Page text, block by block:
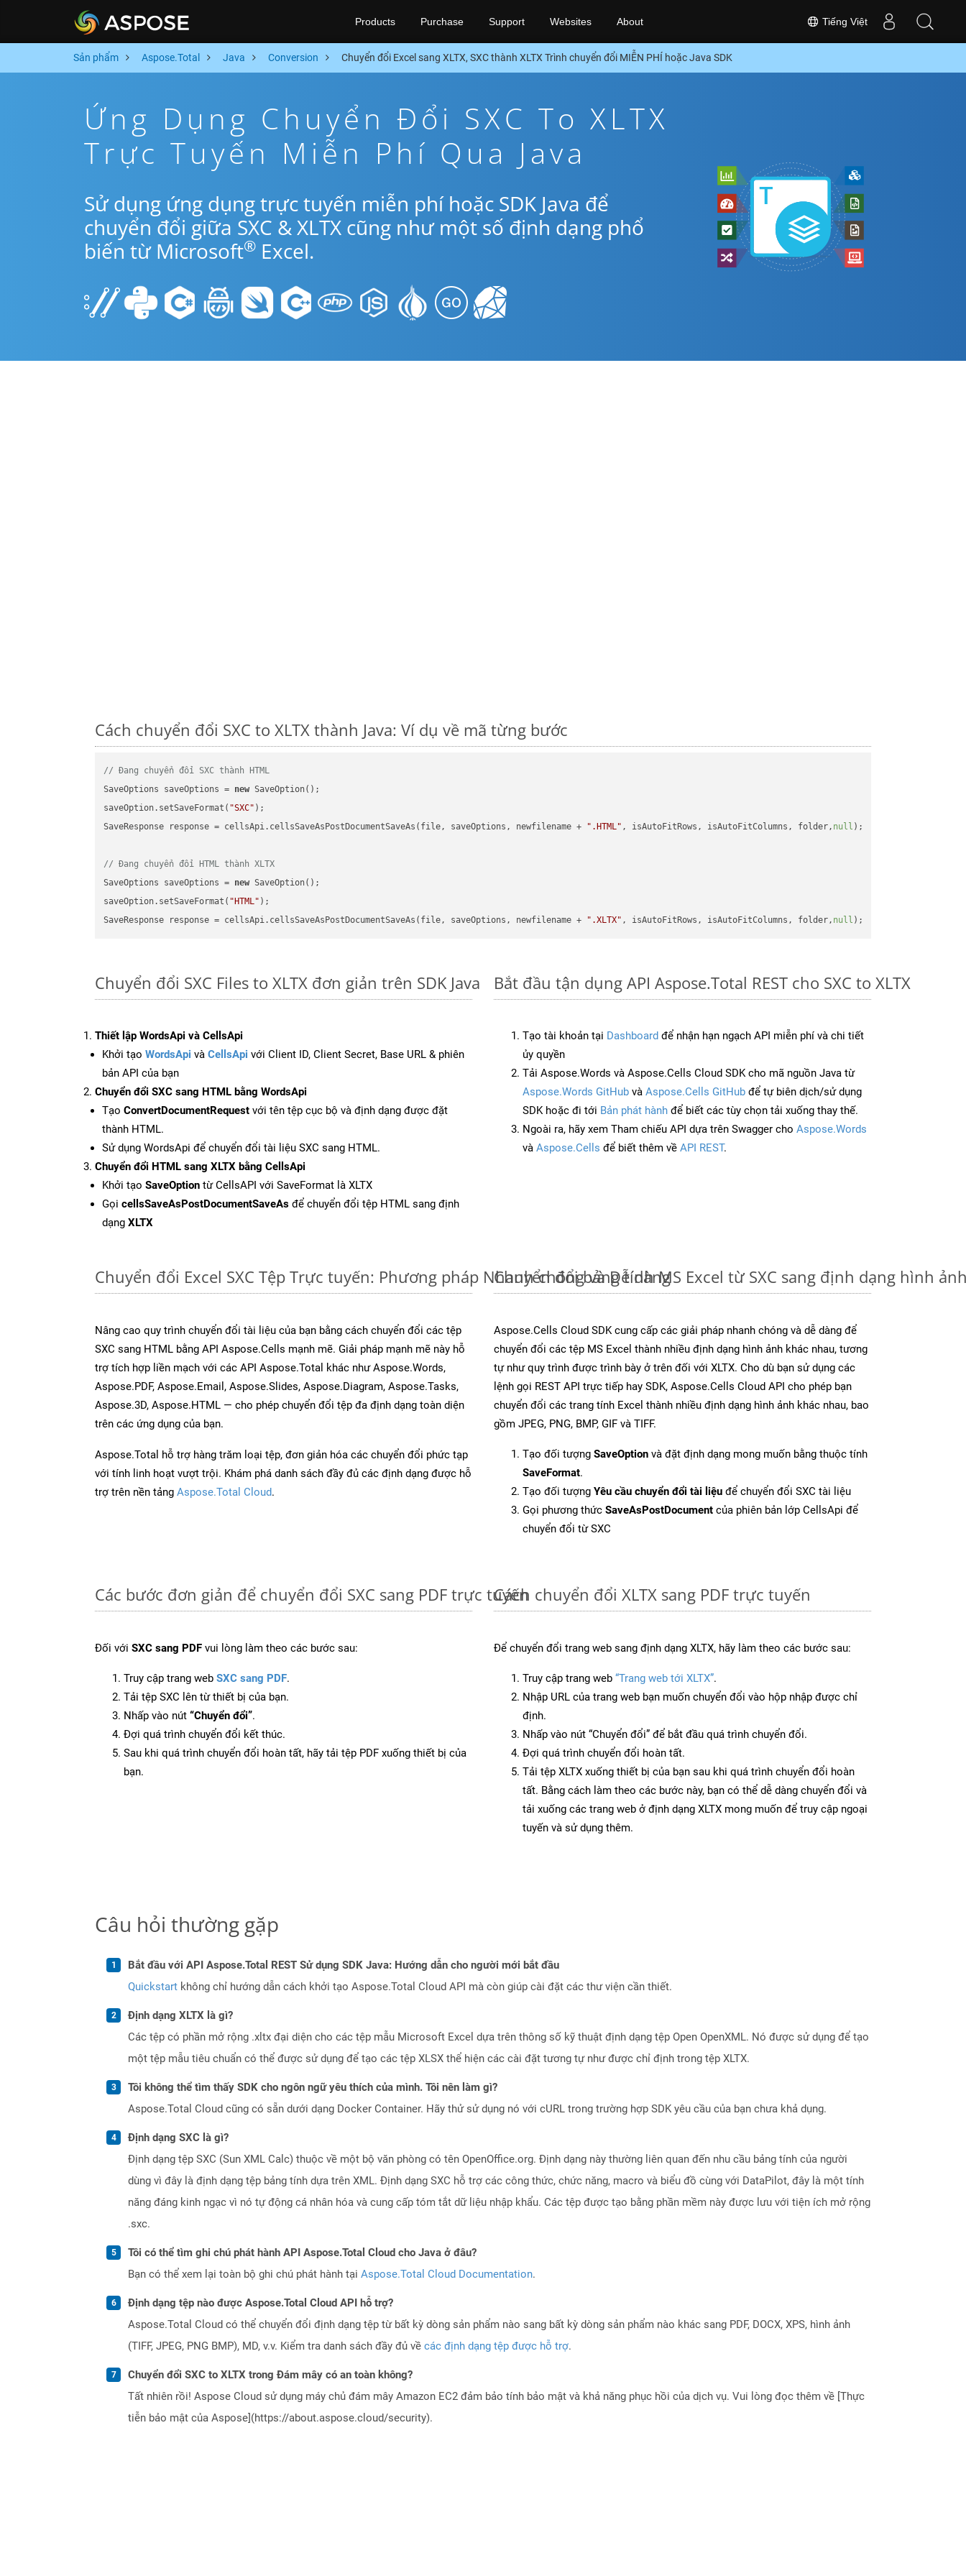
Tiếng Việt
Products Purchase Support Websites About
Sản phẩm Aspose.Total Java Conversion Chuyển đổi Excel sang XLTX, SXC thành XLTX Trình chuyển đổi MIỄN PHÍ hoặc Java SDK
Ứng Dụng Chuyển Đổi SXC To XLTX
Trực Tuyến Miễn Phí Qua Java
Sử dụng ứng dụng trực tuyến miễn phí hoặc SDK Java để
chuyển đổi giữa SXC & XLTX cũng như một số định dạng phổ
biến từ Microsoft® Excel.
Cách chuyển đổi SXC to XLTX thành Java: Ví dụ về mã từng bước
// Đang chuyển đổi SXC thành HTML
SaveOptions saveOptions = new SaveOption();
saveOption.setSaveFormat( "SXC" );
SaveResponse response = cellsApi.cellsSaveAsPostDocumentSaveAs(file, saveOptions, newfilename +
".HTML" , isAutoFitRows, isAutoFitColumns, folder, null );
// Đang chuyển đổi HTML thành XLTX
SaveOptions saveOptions = new SaveOption();
saveOption.setSaveFormat( "HTML" );
SaveResponse response = cellsApi.cellsSaveAsPostDocumentSaveAs(file, saveOptions, newfilename +
".XLTX" , isAutoFitRows, isAutoFitColumns, folder, null
Chuyển đổi SXC Files to XLTX đơn giản trên SDK Java
Thiết lập WordsApi và CellsApi
Khởi tạo WordsApi và CellsApi với Client ID, Client Secret, Base URL & phiên
bản API của bạn
Chuyển đổi SXC sang HTML bằng WordsApi
Tạo ConvertDocumentRequest với tên tệp cục bộ và định dạng được đặt
thành HTML.
Sử dụng WordsApi để chuyển đổi tài liệu SXC sang HTML.
Chuyển đổi HTML sang XLTX bằng CellsApi
Khởi tạo SaveOption từ CellsAPI với SaveFormat là XLTX
Gọi cellsSaveAsPostDocumentSaveAs để chuyển đổi tệp HTML sang định
dạng XLTX
Bắt đầu tận dụng API Aspose.Total REST cho SXC to XLTX
Tạo tài khoản tại Dashboard để nhận hạn ngạch API miễn phí và chi tiết
ủy quyền
Tải Aspose.Words và Aspose.Cells Cloud SDK cho mã nguồn Java từ
Aspose.Words GitHub và Aspose.Cells GitHub để tự biên dịch/sử dụng
SDK hoặc đi tới Bản phát hành để biết các tùy chọn tải xuống thay thế.
Ngoài ra, hãy xem Tham chiếu API dựa trên Swagger cho Aspose.Words
và Aspose.Cells để biết thêm về API REST.
Chuyển đổi Excel SXC Tệp Trực tuyến: Phương pháp Nhanh chóng và Dễ dàng
Nâng cao quy trình chuyển đổi tài liệu của bạn bằng cách chuyển đổi các tệp
SXC sang HTML bằng API Aspose.Cells mạnh mẽ. Giải pháp mạnh mẽ này hỗ
trợ tích hợp liền mạch với các API Aspose.Total khác như Aspose.Words,
Aspose.PDF, Aspose.Email, Aspose.Slides, Aspose.Diagram, Aspose.Tasks,
Aspose.3D, Aspose.HTML — cho phép chuyển đổi tệp đa định dạng toàn diện
trên các ứng dụng của bạn.
Aspose.Total hỗ trợ hàng trăm loại tệp, đơn giản hóa các chuyển đổi phức tạp
với tính linh hoạt vượt trội. Khám phá danh sách đầy đủ các định dạng được hỗ
trợ trên nền tảng Aspose.Total Cloud.
Chuyển đổi bảng tính MS Excel từ SXC sang định dạng hình
Aspose.Cells Cloud SDK cung cấp các giải pháp nhanh chóng và dễ dàng để
chuyển đổi các tệp MS Excel thành nhiều định dạng hình ảnh khác nhau, tương
tự như quy trình được trình bày ở trên đối với XLTX. Cho dù bạn sử dụng các
lệnh gọi REST API trực tiếp hay SDK, Aspose.Cells Cloud API cho phép bạn
chuyển đổi các trang tính Excel thành nhiều định dạng hình ảnh khác nhau, bao
gồm JPEG, PNG, BMP, GIF và TIFF.
Tạo đối tượng SaveOption và đặt định dạng mong muốn bằng thuộc tính
SaveFormat.
Tạo đối tượng Yêu cầu chuyển đổi tài liệu để chuyển đổi SXC tài liệu
Gọi phương thức SaveAsPostDocument của phiên bản lớp CellsApi để
chuyển đổi từ SXC
Các bước đơn giản để chuyển đổi SXC sang PDF trực tuyến
Đối với SXC sang PDF vui lòng làm theo các bước sau:
Truy cập trang web SXC sang PDF.
Tải tệp SXC lên từ thiết bị của bạn.
Nhấp vào nút “Chuyển đổi”.
Đợi quá trình chuyển đổi kết thúc.
Sau khi quá trình chuyển đổi hoàn tất, hãy tải tệp PDF xuống thiết bị của
bạn.
Cách chuyển đổi XLTX sang PDF trực tuyến
Để chuyển đổi trang web sang định dạng XLTX, hãy làm theo các bước sau:
Truy cập trang web “Trang web tới XLTX”.
Nhập URL của trang web bạn muốn chuyển đổi vào hộp nhập được chỉ
định.
Nhấp vào nút “Chuyển đổi” để bắt đầu quá trình chuyển đổi.
Đợi quá trình chuyển đổi hoàn tất.
Tải tệp XLTX xuống thiết bị của bạn sau khi quá trình chuyển đổi hoàn
tất. Bằng cách làm theo các bước này, bạn có thể dễ dàng chuyển đổi và
tải xuống các trang web ở định dạng XLTX mong muốn để truy cập ngoại
tuyến và sử dụng thêm.
Câu hỏi thường gặp
Bắt đầu với API Aspose.Total REST Sử dụng SDK Java: Hướng dẫn cho người mới bắt đầu
Quickstart không chỉ hướng dẫn cách khởi tạo Aspose.Total Cloud API mà còn giúp cài đặt các thư viện cần thiết.
Định dạng XLTX là gì?
Các tệp có phần mở rộng .xltx đại diện cho các tệp mẫu Microsoft Excel dựa trên thông số kỹ thuật định dạng tệp Open OpenXML. Nó được sử dụng để tạo
một tệp mẫu tiêu chuẩn có thể được sử dụng để tạo các tệp XLSX thể hiện các cài đặt tương tự như được chỉ định trong tệp XLTX.
Tôi không thể tìm thấy SDK cho ngôn ngữ yêu thích của mình. Tôi nên làm gì?
Aspose.Total Cloud cũng có sẵn dưới dạng Docker Container. Hãy thử sử dụng nó với cURL trong trường hợp SDK yêu cầu của bạn chưa khả dụng.
Định dạng SXC là gì?
Định dạng tệp SXC (Sun XML Calc) thuộc về một bộ văn phòng có tên OpenOffice.org. Định dạng này thường liên quan đến nhu cầu bảng tính của người
dùng vì đây là định dạng tệp bảng tính dựa trên XML. Định dạng SXC hỗ trợ các công thức, chức năng, macro và biểu đồ cùng với DataPilot, đây là một tính
năng đáng kinh ngạc vì nó tự động cá nhân hóa và cung cấp tóm tắt dữ liệu nhập khẩu. Các tệp được tạo bằng phần mềm này được lưu với tiện ích mở rộng
.sxc.
Tôi có thể tìm ghi chú phát hành API Aspose.Total Cloud cho Java ở đâu?
Bạn có thể xem lại toàn bộ ghi chú phát hành tại Aspose.Total Cloud Documentation.
Định dạng tệp nào được Aspose.Total Cloud API hỗ trợ?
Aspose.Total Cloud có thể chuyển đổi định dạng tệp từ bất kỳ dòng sản phẩm nào sang bất kỳ dòng sản phẩm nào khác sang PDF, DOCX, XPS, hình ảnh
(TIFF, JPEG, PNG BMP), MD, v.v. Kiểm tra danh sách đầy đủ về các định dạng tệp được hỗ trợ.
Chuyển đổi SXC to XLTX trong Đám mây có an toàn không?
Tất nhiên rồi! Aspose Cloud sử dụng máy chủ đám mây Amazon EC2 đảm bảo tính bảo mật và khả năng phục hồi của dịch vụ. Vui lòng đọc thêm về [Thực
tiễn bảo mật của Aspose](https://about.aspose.cloud/security).